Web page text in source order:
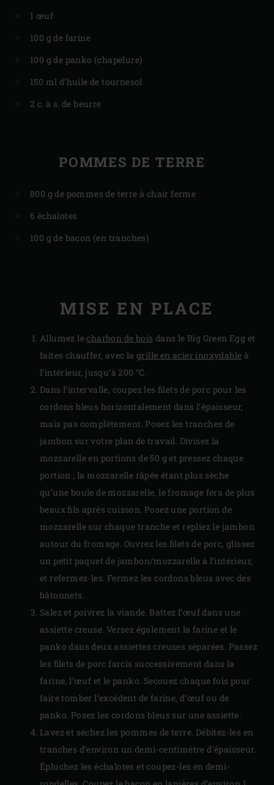
1 œuf
100 g de farine
100 g de panko (chapelure)
150 ml d’huile de tournesol
2 c. à s. de beurre
POMMES DE TERRE
800 g de pommes de terre à chair ferme
6 échalotes
100 g de bacon (en tranches)
MISE EN PLACE
Allumez lecharbon de bois dans le Big Green Egg et
faites chauffer, avec la grille en acier inoxydable à
l’intérieur, jusqu’à 200 °C.
Dans l’intervalle, coupez les filets de porc pour les
cordons bleus horizontalement dans l’épaisseur,
mais pas complètement. Posez les tranches de
jambon sur votre plan de travail. Divisez la
mozzarelle en portions de 50 g et pressez chaque
portion ; la mozzarelle râpée étant plus sèche
qu’une boule de mozzarelle, le fromage fera de plus
beaux fils après cuisson. Posez une portion de
mozzarelle sur chaque tranche et repliez le jambon
autour du fromage. Ouvrez les filets de porc, glissez
un petit paquet de jambon/mozzarelle à l’intérieur,
et refermez-les. Fermez les cordons bleus avec des
bâtonnets.
Salez et poivrez la viande. Battez l’œuf dans une
assiette creuse. Versez également la farine et le
panko dans deux assiettes creuses séparées. Passez
les filets de porc farcis successivement dans la
farine, l’œuf et le panko. Secouez chaque fois pour
faire tomber l’excédent de farine, d’œuf ou de
panko. Posez les cordons bleus sur une assiette.
Lavez et séchez les pommes de terre. Débitez-les en
tranches d’environ un demi-centimètre d’épaisseur.
Épluchez les échalotes et coupez-les en demi-